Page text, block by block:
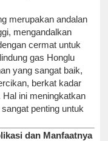
merupakan andalan
mengandalkan
cermat untuk
gas Honglu
yang sangat baik,
berkat kadar
Hal ini meningkatkan
penting untuk
dan Manfaatnya